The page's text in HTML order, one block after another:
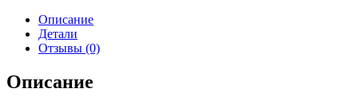
Описание
Детали
Отзывы (0)
Описание